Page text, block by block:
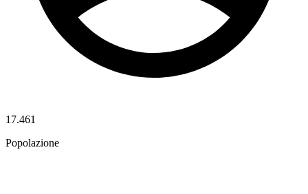
17.461
Popolazione